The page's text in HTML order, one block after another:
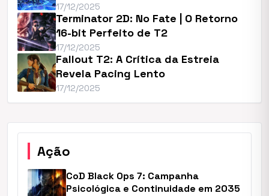
17/12/2025
Terminator 2D: No Fate | O Retorno
16-bit Perfeito de T2
17/12/2025
Fallout T2: A Crítica da Estreia
Revela Pacing Lento
17/12/2025
Ação
CoD Black Ops 7: Campanha
Psicológica e Continuidade em 2035